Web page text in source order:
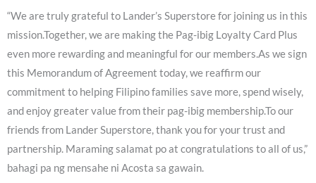
“We are truly grateful to Lander’s Superstore for joining us in this
mission.Together, we are making the Pag-ibig Loyalty Card Plus
even more rewarding and meaningful for our members.As we sign
this Memorandum of Agreement today, we reaffirm our
commitment to helping Filipino families save more, spend wisely,
and enjoy greater value from their pag-ibig membership.To our
friends from Lander Superstore, thank you for your trust and
partnership. Maraming salamat po at congratulations to all of us,”
bahagi pa ng mensahe ni Acosta sa gawain.